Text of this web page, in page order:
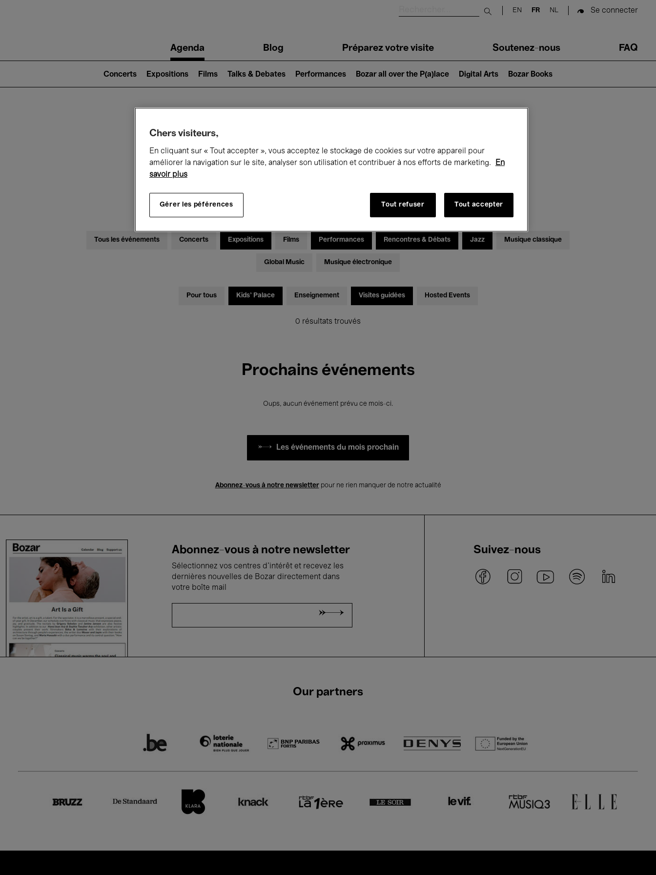
Submit search
EN FR NL Se connecter
navigationAgenda Blog Préparez votre visite Soutenez-nous FAQ
2)
Concerts Expositions Films Talks & Debates Performances Bozar all over the P(a)lace Digital Arts Bozar Books
Ce qui se passe à Bozar
Tous les événements Concerts Expositions Films Performances Rencontres & Débats Jazz Musique classique
Global Music Musique électronique
Pour tous Kids’ Palace Enseignement Visites guidées Hosted Events
0 résultats trouvés
Prochains événements
Oups, aucun événement prévu ce mois-ci.
Les événements du mois prochain
Abonnez-vous à notre newsletterpour ne rien manquer de notre actualité
Abonnez-vous à notre newsletter
Sélectionnez vos centres d'intérêt et recevez les
dernières nouvelles de Bozar directement dans
votre boîte mail
Suivez-nous
Our partners
Chers visiteurs,
En cliquant sur « Tout accepter », vous acceptez le stockage de cookies sur votre appareil pour
améliorer la navigation sur le site, analyser son utilisation et contribuer à nos efforts de marketing.
En
savoir plus
Gérer les péférences Tout refuser Tout accepter